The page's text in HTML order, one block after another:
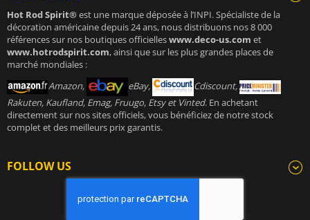
Hot Rod Spirit®est une marque déposée à l’INPI. Spécialiste de la
décoration américaine depuis 24 ans, nous distribuons nos 8 000
références sur nos boutiques officielleswww.deco-us.com et
www.hotrodspirit.com, ainsi que sur les plus grandes places de
marché mondiales :
Amazon,
eBay,
Cdiscount,
Rakuten, Kaufland, Emag, Fruugo, Etsy et Vinted. En achetant
directement sur nos sites officiels, vous bénéficiez de notre stock
complet et des meilleurs prix garantis.
FOLLOW US